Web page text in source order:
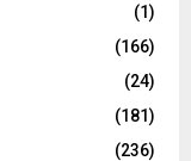
(1)
(166)
(24)
(181)
(236)